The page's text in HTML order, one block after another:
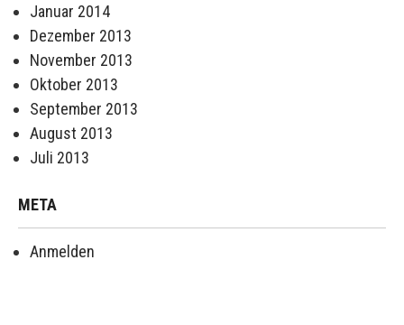
Januar 2014
Dezember 2013
November 2013
Oktober 2013
September 2013
August 2013
Juli 2013
META
Anmelden